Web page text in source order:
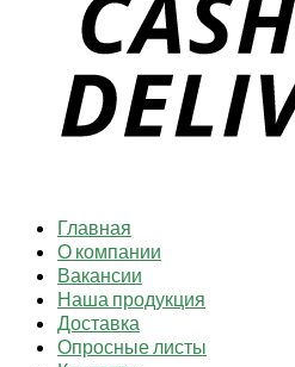
Главная
О компании
Вакансии
Наша продукция
Доставка
Опросные листы